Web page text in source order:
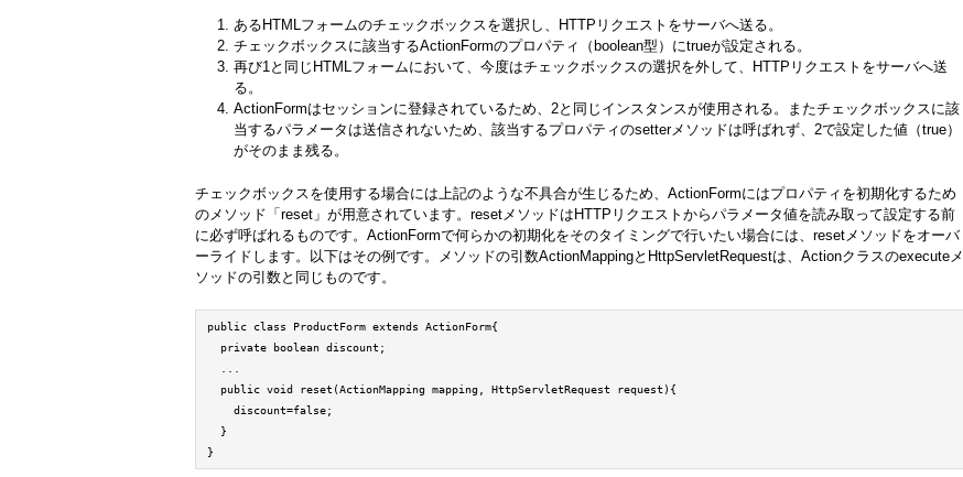
あるHTMLフォームのチェックボックスを選択し、HTTPリクエストをサーバへ送る。
チェックボックスに該当するActionFormのプロパティ（boolean型）にtrueが設定される。
再び1と同じHTMLフォームにおいて、今度はチェックボックスの選択を外して、HTTPリクエストをサーバへ送
る。
ActionFormはセッションに登録されているため、2と同じインスタンスが使用される。またチェックボックスに該
当するパラメータは送信されないため、該当するプロパティのsetterメソッドは呼ばれず、2で設定した値（true）
がそのまま残る。
チェックボックスを使用する場合には上記のような不具合が生じるため、ActionFormにはプロパティを初期化するため
のメソッド「reset」が用意されています。resetメソッドはHTTPリクエストからパラメータ値を読み取って設定する前
に必ず呼ばれるものです。ActionFormで何らかの初期化をそのタイミングで行いたい場合には、resetメソッドをオーバ
ーライドします。以下はその例です。メソッドの引数ActionMappingとHttpServletRequestは、Actionクラスのexecuteメ
ソッドの引数と同じものです。
public class ProductForm extends ActionForm{
  private boolean discount;
  public void reset(ActionMapping mapping, HttpServletRequest request){
    discount=false;
  }
}